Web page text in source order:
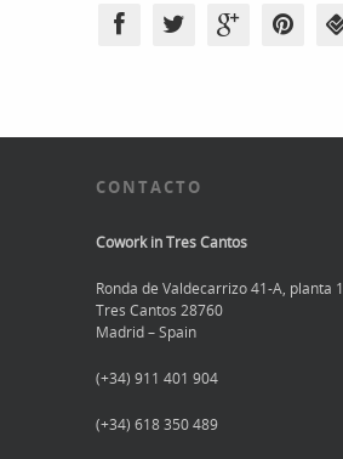
CONTACTO
Cowork in Tres Cantos
Ronda de Valdecarrizo 41-A, planta 1
Tres Cantos 28760
Madrid – Spain
(+34) 911 401 904
(+34) 618 350 489